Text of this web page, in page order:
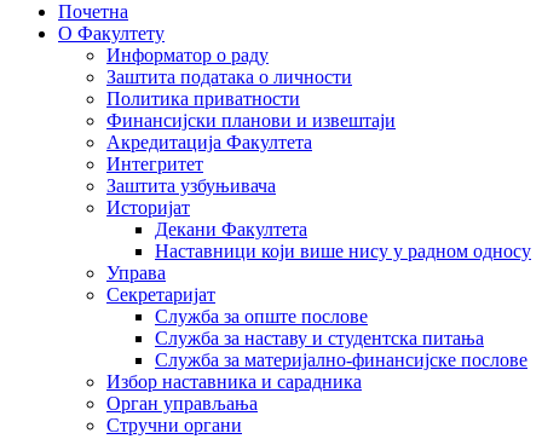
Почетна
О Факултету
Информатор о раду
Заштита података о личности
Политика приватности
Финансијски планови и извештаји
Акредитација Факултета
Интегритет
Заштита узбуњивача
Историјат
Декани Факултета
Наставници који више нису у радном односу
Управа
Секретаријат
Служба за опште послове
Служба за наставу и студентска питања
Служба за материјално-финансијске послове
Избор наставника и сарадника
Oрган управљања
Стручни органи